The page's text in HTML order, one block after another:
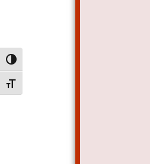
Alternar alto contraste
Alternar tamanho da fonte